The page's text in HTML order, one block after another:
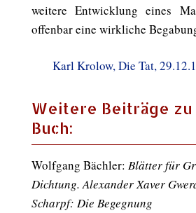
weitere Entwicklung eines
offenbar eine wirkliche
Karl Krolow, Die Tat,
Weitere Beiträge zu
Buch:
Wolfgang Bächler: Blätter für
Dichtung. Alexander Xaver
Scharpf: Die Begegnung